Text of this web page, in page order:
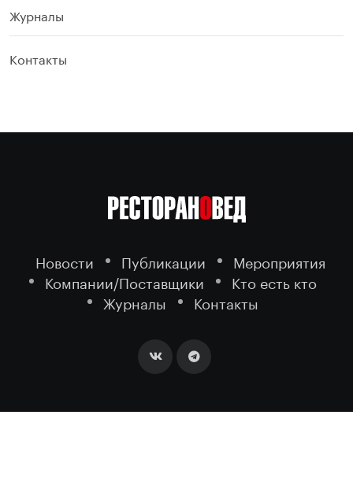
Журналы
Контакты
Новости Публикации
Мероприятия
Компании/Поставщики
Кто есть кто
Журналы
Контакты